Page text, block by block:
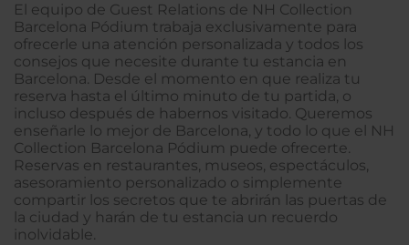
El equipo de Guest Relations de NH Collection
Barcelona Pódium trabaja exclusivamente para
ofrecerle una atención personalizada y todos los
consejos que necesite durante tu estancia en
Barcelona. Desde el momento en que realiza tu
reserva hasta el último minuto de tu partida, o
incluso después de habernos visitado. Queremos
enseñarle lo mejor de Barcelona, y todo lo que el NH
Collection Barcelona Pódium puede ofrecerte.
Reservas en restaurantes, museos, espectáculos,
asesoramiento personalizado o simplemente
compartir los secretos que te abrirán las puertas de
la ciudad y harán de tu estancia un recuerdo
inolvidable.